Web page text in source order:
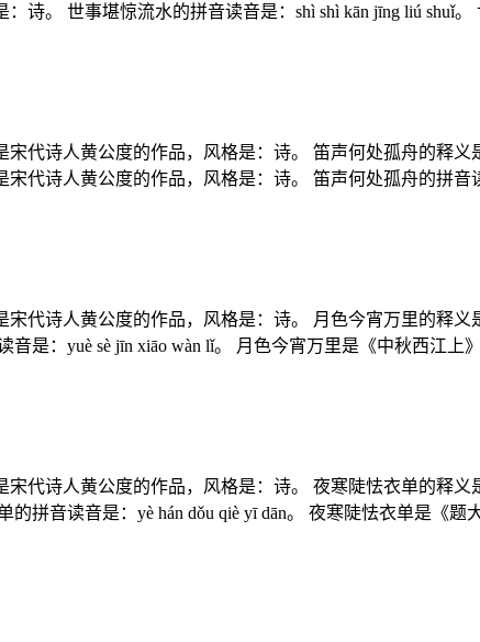
。 世事堪惊流水的拼音读音是：shì shì kān jīng liú shuǐ
代诗人黄公度的作品，风格是：诗。 笛声何处孤舟的释
诗人黄公度的作品，风格是：诗。 笛声何处孤舟的拼音
代诗人黄公度的作品，风格是：诗。 月色今宵万里的释
是：yuè sè jīn xiāo wàn lǐ。 月色今宵万里是《中秋西江上
代诗人黄公度的作品，风格是：诗。 夜寒陡怯衣单的释义
拼音读音是：yè hán dǒu qiè yī dān。 夜寒陡怯衣单是《